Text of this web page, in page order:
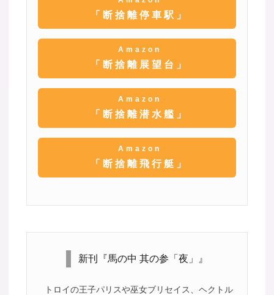
「断捨離停車駅」
Amazon
「断捨離展望台」
Amazon
「断捨離潜水艦」
Amazon
「断捨離飛行艇」
新刊『馬の中 其の参「夜」』
トロイの王子パリスや巫女ブリセイス、ヘクトル